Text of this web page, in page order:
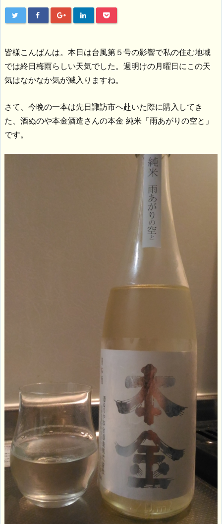
皆様こんばんは。本日は台風第５号の影響で私の住む地域
では終日梅雨らしい天気でした。週明けの月曜日にこの天
気はなかなか気が滅入りますね。
さて、今晩の一本は先日諏訪市へ赴いた際に購入してき
た、酒ぬのや本金酒造さんの本金 純米「雨あがりの空と」
です。